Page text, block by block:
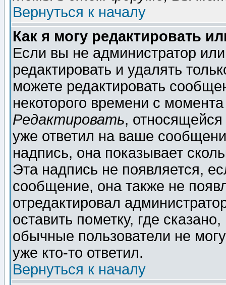
Вернуться к началу
Как я могу редактировать
Если вы не администратор
редактировать и удалять
можете редактировать
некоторого времени с
Редактировать,
уже ответил на ваше
надпись, она показывает
Эта надпись не появляется,
сообщение, она также не
отредактировал
оставить пометку, где
обычные пользователи не
уже кто-то ответил.
Вернуться к началу